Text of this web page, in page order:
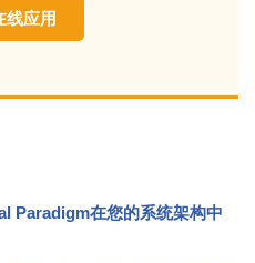
线应用
Paradigm在您的系统架构中